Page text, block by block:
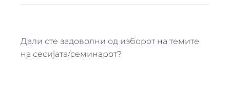
Дали сте задоволни од изборот на темите
на сесијата/семинарот?